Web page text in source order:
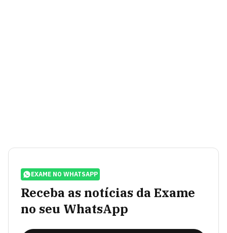
EXAME NO WHATSAPP
Receba as notícias da Exame
no seu WhatsApp